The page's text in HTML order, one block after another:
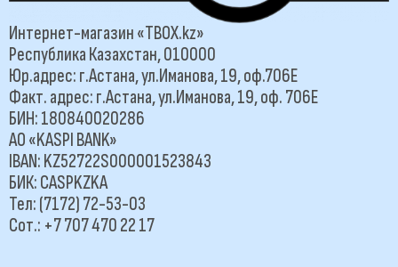
Интернет-магазин «TBOX.kz»
Республика Казахстан, 010000
Юр.адрес: г.Астана, ул.Иманова, 19, оф.706Е
Факт. адрес: г.Астана, ул.Иманова, 19, оф. 706Е
БИН: 180840020286
АО «KASPI BANK»
IBAN: KZ52722S000001523843
БИК: CASPKZKA
Тел: (7172) 72-53-03
Сот.: +7 707 470 22 17